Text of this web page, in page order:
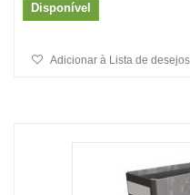
Disponível
Adicionar à Lista de desejos